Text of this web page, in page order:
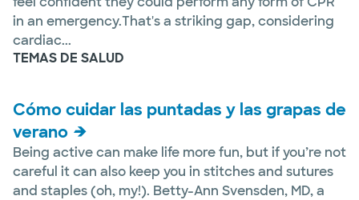
in an emergency.That's a striking gap, considering
cardiac...
TEMAS DE SALUD
Cómo cuidar las puntadas y las grapas de
verano
Being active can make life more fun, but if you’re not
careful it can also keep you in stitches and sutures
and staples (oh, my!). Betty-Ann Svensden, MD, a